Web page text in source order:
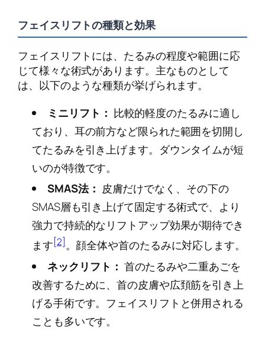
フェイスリフトの種類と効果
フェイスリフトには、たるみの程度や範囲に応
じて様々な術式があります。主なものとして
は、以下のような種類が挙げられます。
ミニリフト： 比較的軽度のたるみに適し
ており、耳の前方など限られた範囲を切開し
てたるみを引き上げます。ダウンタイムが短
いのが特徴です。
SMAS法： 皮膚だけでなく、その下の
SMAS層も引き上げて固定する術式で、より
強力で持続的なリフトアップ効果が期待でき
ます[2]。顔全体や首のたるみに対応します。
ネックリフト： 首のたるみや二重あごを
改善するために、首の皮膚や広頚筋を引き上
げる手術です。フェイスリフトと併用される
ことも多いです。